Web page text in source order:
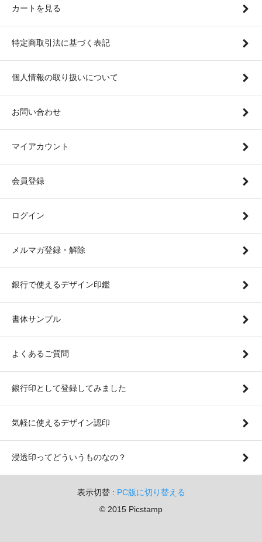
カートを見る
特定商取引法に基づく表記
個人情報の取り扱いについて
お問い合わせ
マイアカウント
会員登録
ログイン
メルマガ登録・解除
銀行で使えるデザイン印鑑
書体サンプル
よくあるご質問
銀行印として登録してみました
気軽に使えるデザイン認印
浸透印ってどういうものなの？
表示切替 : PC版に切り替える
© 2015 Picstamp